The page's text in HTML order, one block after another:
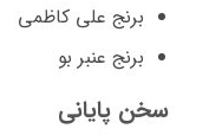
برنج علی کاظمی
برنج عنبر بو
سخن پایانی